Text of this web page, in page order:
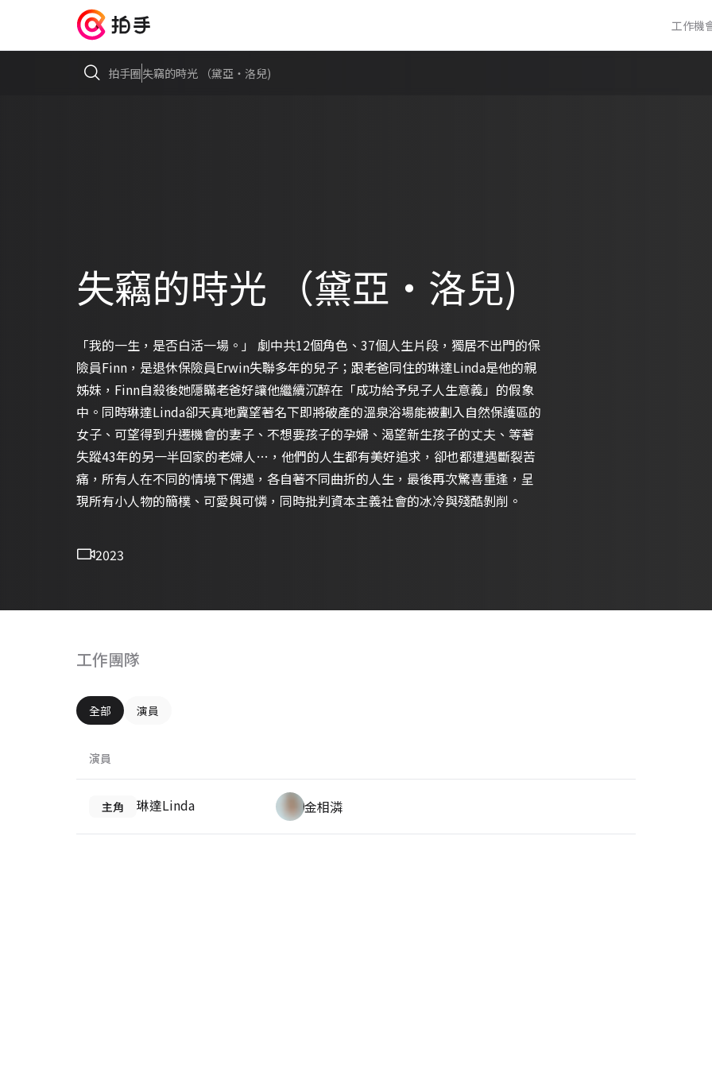
工作機
拍手圈失竊的時光 （黛亞・洛兒)
失竊的時光 （黛亞・洛兒)
「我的一生，是否白活一場。」 劇中共12個角色、37個人生片段，獨居不出門的保
險員Finn，是退休保險員Erwin失聯多年的兒子；跟老爸同住的琳達Linda是他的親
姊妹，Finn自殺後她隱瞞老爸好讓他繼續沉醉在「成功給予兒子人生意義」的假象
中。同時琳達Linda卻天真地冀望著名下即將破產的溫泉浴場能被劃入自然保護區的
女子、可望得到升遷機會的妻子、不想要孩子的孕婦、渴望新生孩子的丈夫、等著
失蹤43年的另一半回家的老婦人…，他們的人生都有美好追求，卻也都遭遇斷裂苦
痛，所有人在不同的情境下偶遇，各自著不同曲折的人生，最後再次驚喜重逢，呈
現所有小人物的簡樸、可愛與可憐，同時批判資本主義社會的冰冷與殘酷剝削。
2023
工作團隊
全部 演員
演員
主角 琳達Linda 金相潾